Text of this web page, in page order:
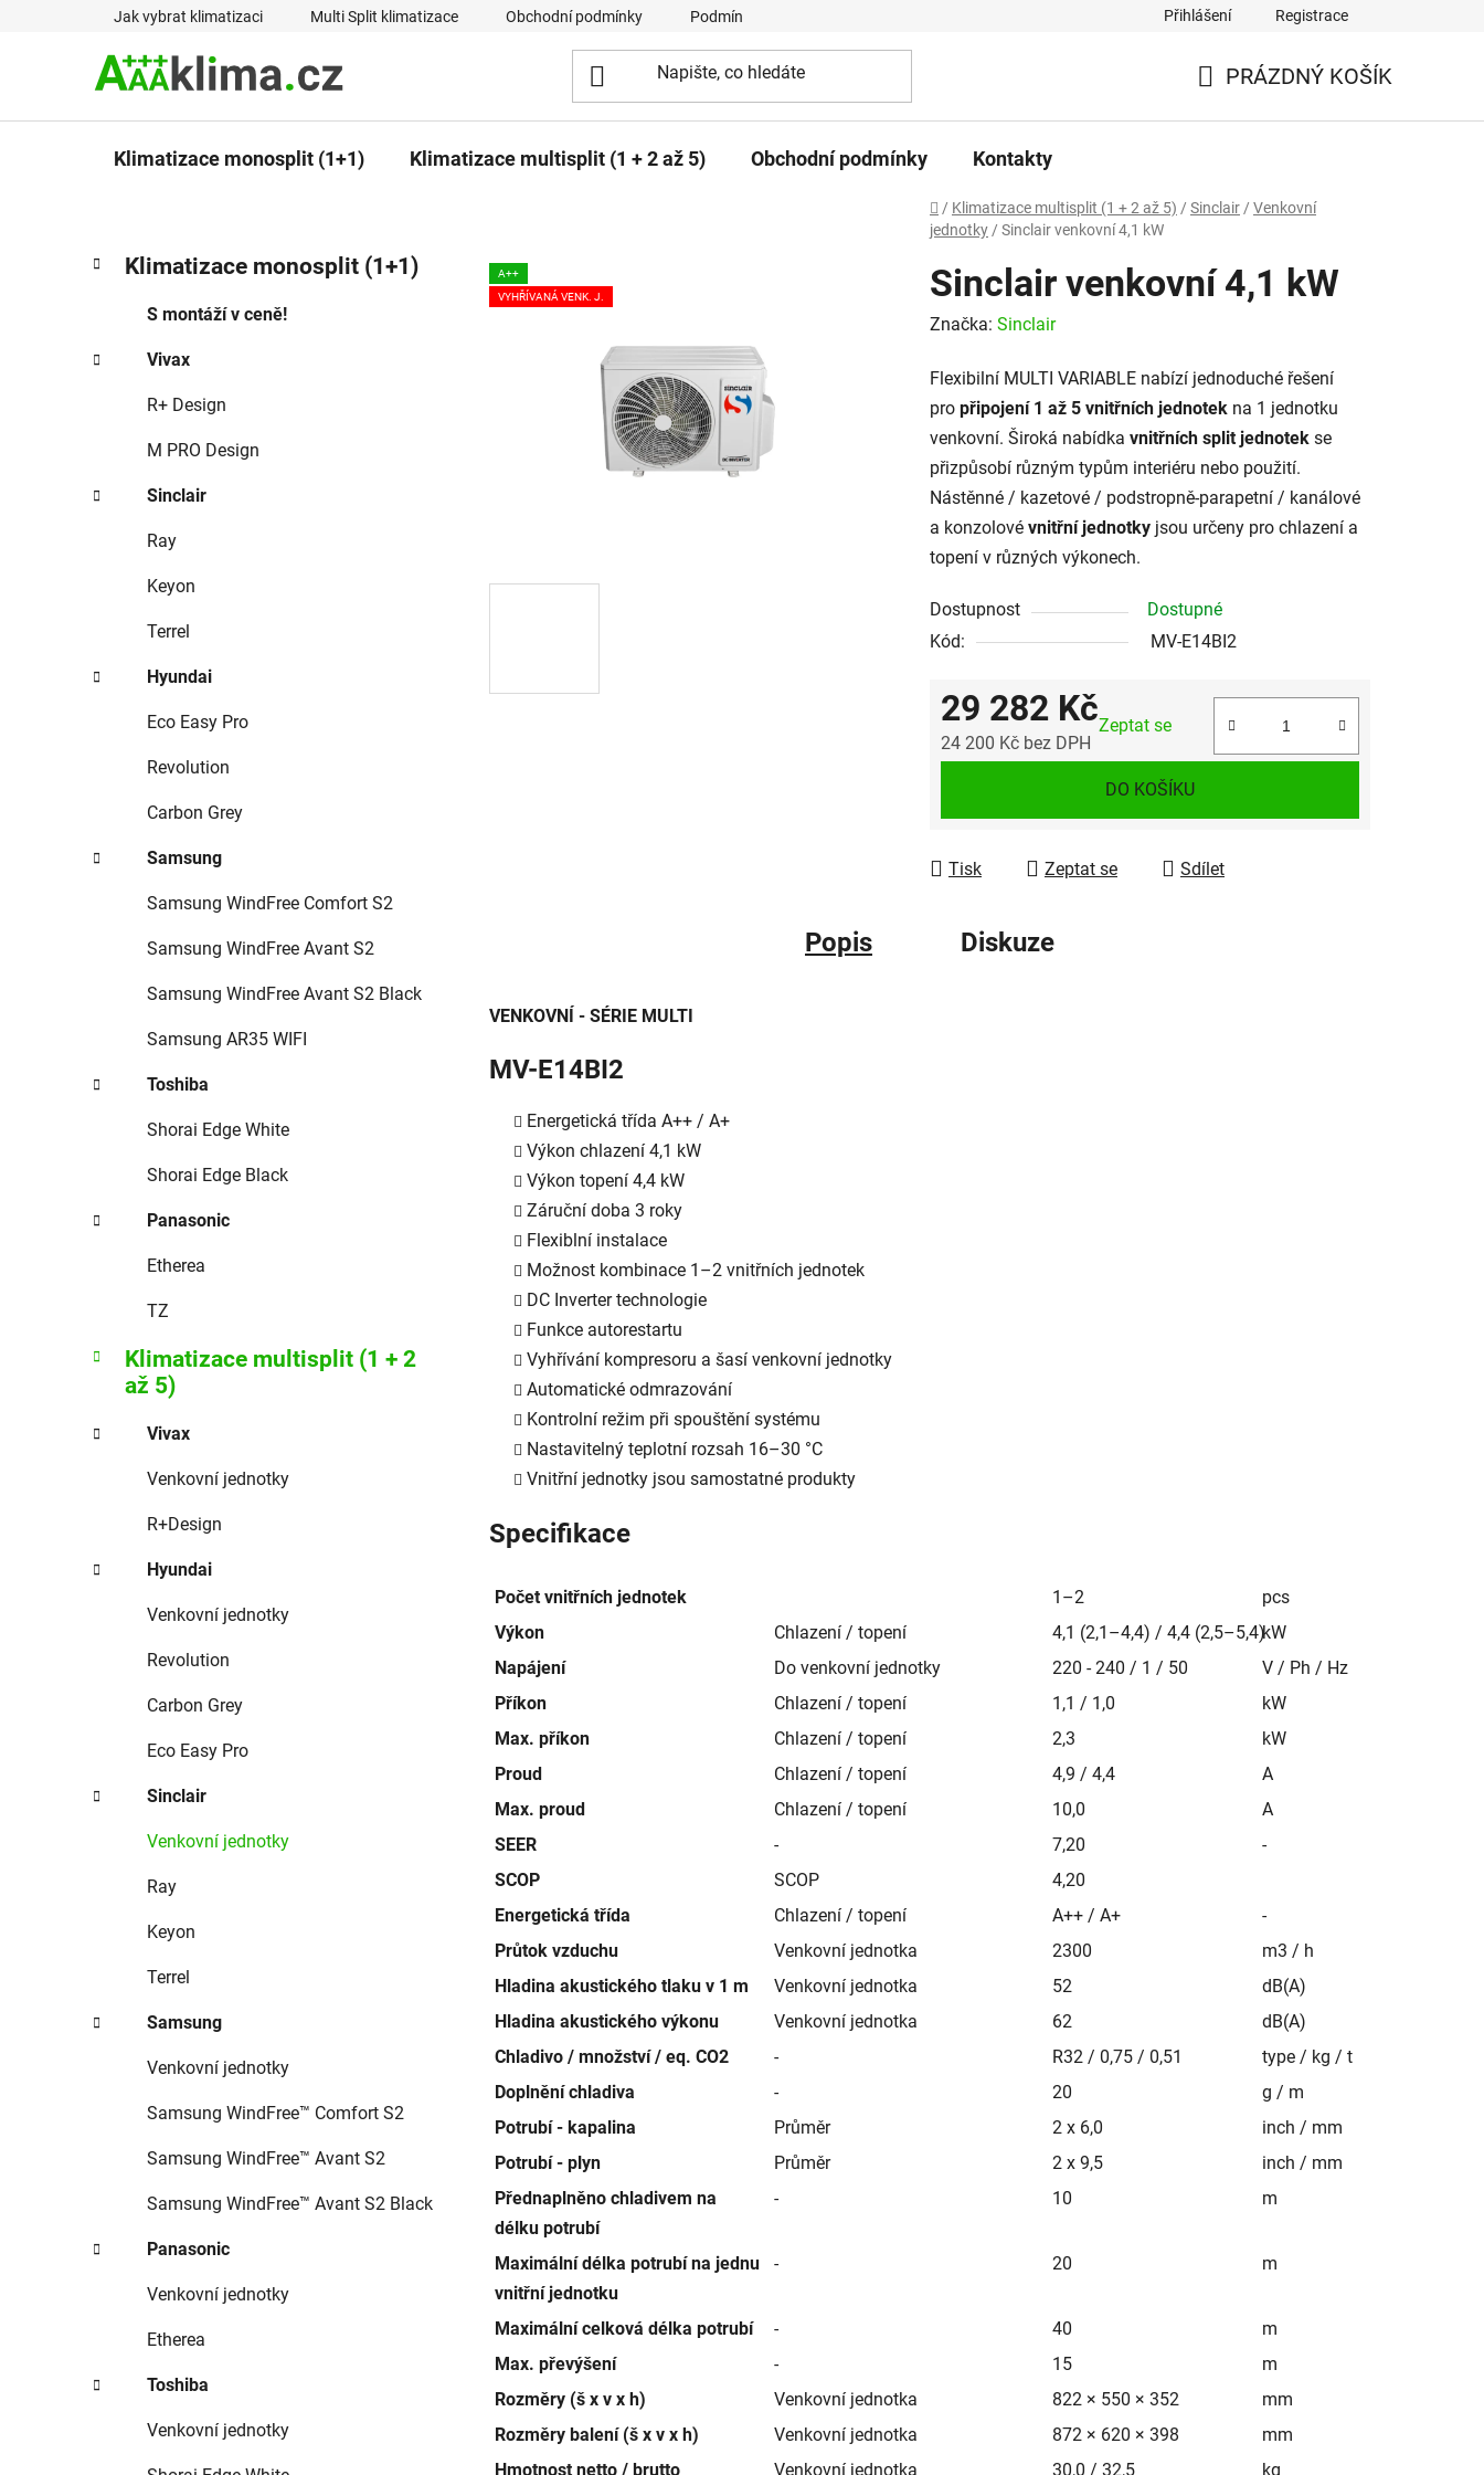
Jak vybrat klimatizaci Multi Split klimatizace Obchodní podmínky Podmínky ochrany osobních údajů Přihlášení Registrace
PRÁZDNÝ KOŠÍK
Klimatizace monosplit (1+1) Klimatizace multisplit (1 + 2 až 5) Obchodní podmínky Kontakty
Domů
/ Klimatizace multisplit (1 + 2 až 5) / Sinclair / Venkovní
jednotky / Sinclair venkovní 4,1 kW
P
r
í
p
kategorie
a
g
o
Klimatizace monosplit (1+1)
S montáží v ceně!
Vivax
R+ Design
M PRO Design
Sinclair
Ray
Keyon
Terrel
Hyundai
Eco Easy Pro
Revolution
Carbon Grey
Samsung
Samsung WindFree Comfort S2
Samsung WindFree Avant S2
Samsung WindFree Avant S2 Black
Samsung AR35 WIFI
Toshiba
Shorai Edge White
Shorai Edge Black
Panasonic
Etherea
TZ
Klimatizace multisplit (1 + 2
až 5)
Vivax
Venkovní jednotky
R+Design
Hyundai
Venkovní jednotky
Revolution
Carbon Grey
Eco Easy Pro
Sinclair
Venkovní jednotky
Ray
Keyon
Terrel
Samsung
Venkovní jednotky
Samsung WindFree™ Comfort S2
Samsung WindFree™ Avant S2
Samsung WindFree™ Avant S2 Black
Panasonic
Venkovní jednotky
Etherea
Toshiba
Venkovní jednotky
Sinclair venkovní 4,1 kW
Značka: Sinclair
Flexibilní MULTI VARIABLE nabízí jednoduché řešení
pro připojení 1 až 5 vnitřních jednotek na 1 jednotku
venkovní. Široká nabídka vnitřních split jednotek se
přizpůsobí různým typům interiéru nebo použití.
Nástěnné / kazetové / podstropně-parapetní / kanálové
a konzolové vnitřní jednotky jsou určeny pro chlazení a
topení v různých výkonech.
Dostupnost
Dostupné
Kód:
MV-E14BI2
29 282 Kč
24 200 Kč bez DPH
Zeptat se
DO KOŠÍKU
Tisk Zeptat se Sdílet
A++
VYHŘÍVANÁ VENK. J.
Popis Diskuze
VENKOVNÍ - SÉRIE MULTI
MV-E14BI2
Energetická třída A++ / A+
Výkon chlazení 4,1 kW
Výkon topení 4,4 kW
Záruční doba 3 roky
Flexiblní instalace
Možnost kombinace 1–2 vnitřních jednotek
DC Inverter technologie
Funkce autorestartu
Vyhřívání kompresoru a šasí venkovní jednotky
Automatické odmrazování
Kontrolní režim při spouštění systému
Nastavitelný teplotní rozsah 16–30 °C
Vnitřní jednotky jsou samostatné produkty
Specifikace
Počet vnitřních jednotek 1–2
pcs
Výkon
Chlazení / topení 4,1 (2,1–4,4) / 4,4 (2,5–5,4)kW
Napájení
Do venkovní jednotky 220 - 240 / 1 / 50
V / Ph / Hz
Příkon
Chlazení / topení 1,1 / 1,0
kW
Max. příkon
Chlazení / topení 2,3
kW
Proud
Chlazení / topení 4,9 / 4,4
A
Max. proud
Chlazení / topení 10,0
A
SEER
- 7,20
-
SCOP
SCOP
4,20
Energetická třída
Chlazení / topení A++ / A+
-
Průtok vzduchu
Venkovní jednotka 2300
m3 / h
Hladina akustického tlaku v 1 m
Venkovní jednotka 52
dB(A)
Hladina akustického výkonu
Venkovní jednotka 62
dB(A)
Chladivo / množství / eq. CO2
- R32 / 0,75 / 0,51
type / kg / t
Doplnění chladiva
- 20
g / m
Potrubí - kapalina
Průměr 2 x 6,0
inch / mm
Potrubí - plyn
Průměr 2 x 9,5
inch / mm
Přednaplněno chladivem na
délku potrubí
- 10 m
Maximální délka potrubí na jednu
vnitřní jednotku
- 20 m
Maximální celková délka potrubí - 40
m
Max. převýšení
- 15
m
Rozměry (š x v x h)
Venkovní jednotka 822 × 550 × 352
mm
Rozměry balení (š x v x h)
Venkovní jednotka 872 × 620 × 398
mm
Hmotnost netto / brutto
Venkovní jednotka 30,0 / 32,5 kg